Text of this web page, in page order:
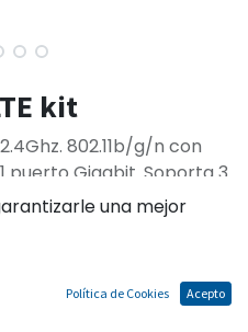
kit
802.11b/g/n con
puerto Gigabit. Soporta 3
una mejor
Política de Cookies Acepto